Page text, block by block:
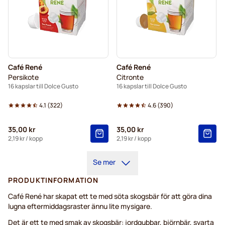
Café René
Persikote
16 kapslar till Dolce Gusto
4.1 (322)
35,00 kr
2,19 kr/ kopp
Café René
Citronte
16 kapslar till Dolce Gusto
4.6(390)
35,00 kr
2,19 kr/ kopp
Se mer
PRODUKTINFORMATION
Café René har skapat ett te med söta skogsbär för att göra dina
lugna eftermiddagsraster ännu lite mysigare.
Det är ett te med smak av skogsbär: jordgubbar, björnbär, svarta